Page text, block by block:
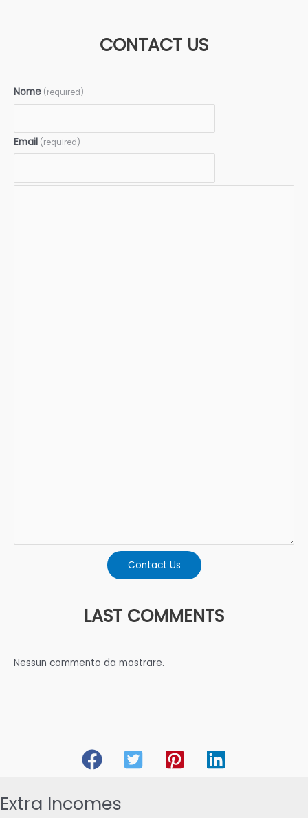
CONTACT US
Nome (required)
Email (required)
Contact Us
LAST COMMENTS
Nessun commento da mostrare.
Extra Incomes